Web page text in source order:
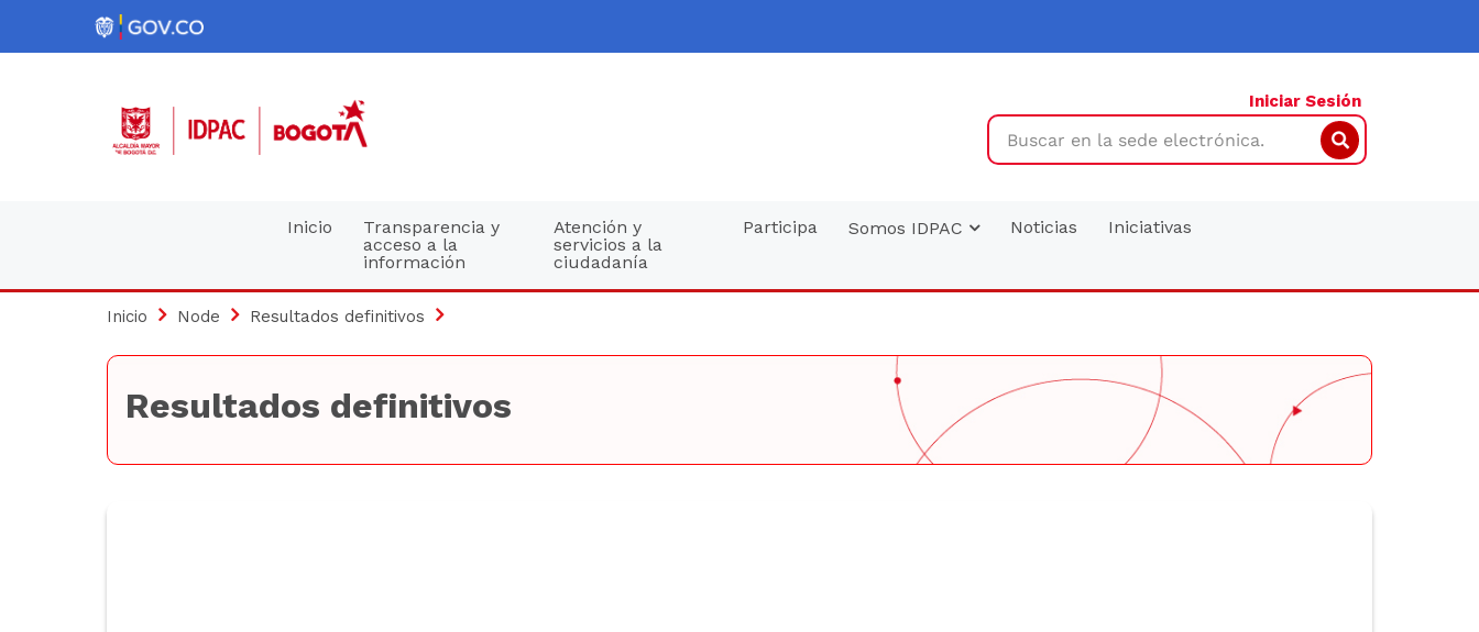
Iniciar Sesión
Search
Inicio
Transparencia y
acceso a la
información
Atención y
servicios a la
ciudadanía
Participa Somos IDPAC Noticias Iniciativas
Inicio Node Resultados definitivos
Resultados definitivos